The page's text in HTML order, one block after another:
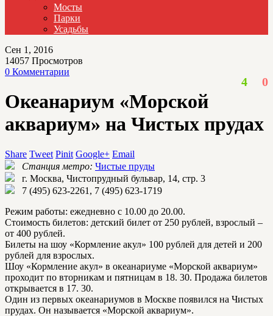
Мосты
Парки
Усадьбы
Сен 1, 2016
14057 Просмотров
0 Комментарии
4 0
Океанариум «Морской
аквариум» на Чистых прудах
Share Tweet Pinit Google+ Email
Станция метро: Чистые пруды
г. Москва, Чистопрудный бульвар, 14, стр. 3
7 (495) 623-2261, 7 (495) 623-1719
Режим работы: ежедневно с 10.00 до 20.00.
Стоимость билетов: детский билет от 250 рублей, взрослый –
от 400 рублей.
Билеты на шоу «Кормление акул» 100 рублей для детей и 200
рублей для взрослых.
Шоу «Кормление акул» в океанариуме «Морской аквариум»
проходит по вторникам и пятницам в 18. 30. Продажа билетов
открывается в 17. 30.
Один из первых океанариумов в Москве появился на Чистых
прудах. Он называется «Морской аквариум».